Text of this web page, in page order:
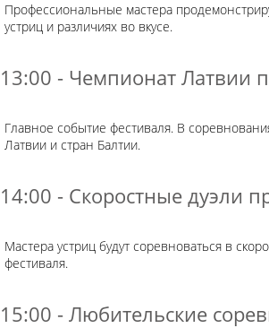
Профессиональные мастера
устриц и различиях во вкусе.
13:00 - Чемпионат Латвии
Главное событие фестиваля. В
Латвии и стран Балтии.
14:00 - Скоростные дуэли
Мастера устриц будут соревноваться в
фестиваля.
15:00 - Любительские